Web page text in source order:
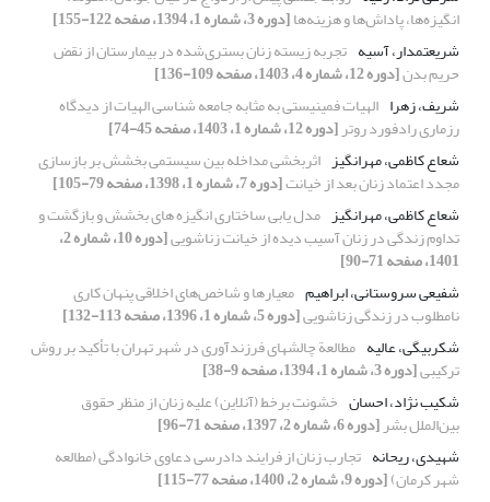
انگیزه‌ها، پاداش‌ها و هزینه‌ها[دوره 3، شماره 1، 1394، صفحه 122-155]
شریعتمدار، آسیه تجربه زیسته زنان بستری‌شده در بیمارستان از نقض
حریم بدن[دوره 12، شماره 4، 1403، صفحه 109-136]
شریف، زهرا الهیات فمینیستی به مثابه جامعه شناسی الهیات از دیدگاه
رزماری رادفورد روتر[دوره 12، شماره 1، 1403، صفحه 45-74]
شعاع کاظمی، مهرانگیز اثربخشی مداخله بین سیستمی بخشش بر بازسازی
مجدد اعتماد زنان بعد از خیانت[دوره 7، شماره 1، 1398، صفحه 79-105]
شعاع کاظمی، مهرانگیز مدل یابی ساختاری انگیزه های بخشش و بازگشت و
تداوم زندگی در زنان آسیب دیده از خیانت زناشویی [دوره 10، شماره 2،
1401، صفحه 71-90]
شفیعی سروستانی، ابراهیم معیارها و شاخص‌های اخلاقی پنهان کاری
نامطلوب در زندگی زناشویی[دوره 5، شماره 1، 1396، صفحه 113-132]
شکربیگی، عالیه مطالعة چالشهای فرزندآوری در شهر تهران با تأکید بر روش
ترکیبی[دوره 3، شماره 1، 1394، صفحه 9-38]
شکیب نژاد، احسان خشونت برخط (آنلاین) علیه زنان از منظر حقوق
بین‌الملل بشر[دوره 6، شماره 2، 1397، صفحه 71-96]
شهیدی، ریحانه تجارب زنان از فرایند دادرسی دعاوی خانوادگی (مطالعه
شهر کرمان)[دوره 9، شماره 2، 1400، صفحه 77-115]